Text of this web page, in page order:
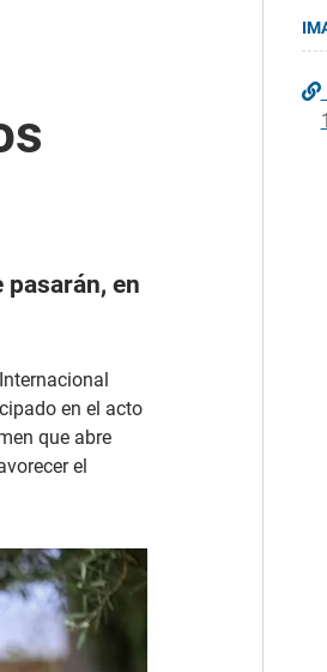
en
en el acto
que abre
el